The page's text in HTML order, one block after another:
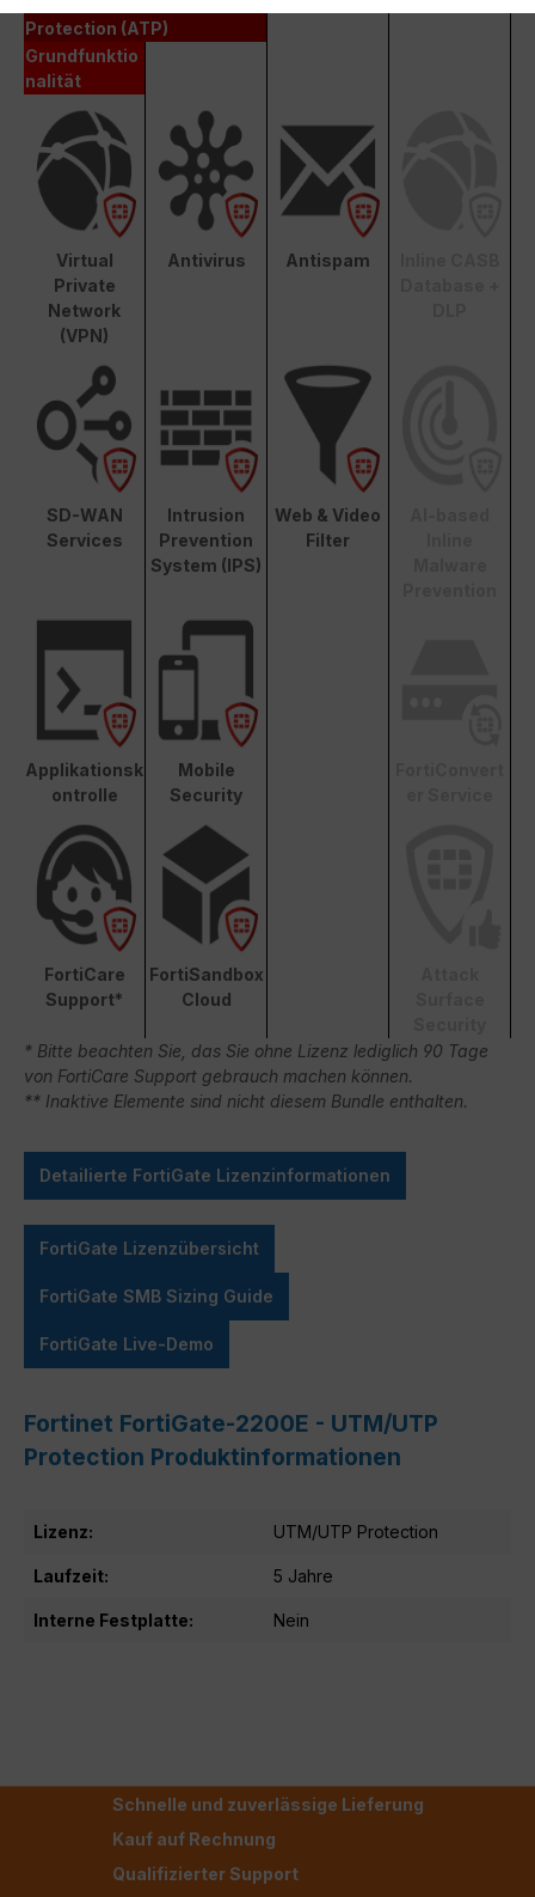
Protection (ATP)
Grundfunktio
nalität
Virtual
Private
Network
(VPN)
Antivirus Antispam
SD-WAN
Services
Intrusion
Prevention
System (IPS)
Web & Video
Filter
Applikationsk
ontrolle
Mobile
Security
FortiCare
Support*
FortiSandbox
Cloud
* Bitte beachten Sie, das Sie ohne Lizenz lediglich 90 Tage
von FortiCare Support gebrauch machen können.
** Inaktive Elemente sind nicht diesem Bundle enthalten.
Detailierte FortiGate Lizenzinformationen
FortiGate Lizenzübersicht
FortiGate SMB Sizing Guide
FortiGate Live-Demo
Fortinet FortiGate-2200E - UTM/UTP
Protection Produktinformationen
Lizenz: UTM/UTP Protection
Laufzeit: 5 Jahre
Interne Festplatte: Nein
Schnelle und zuverlässige Lieferung
Kauf auf Rechnung
Qualifizierter Support